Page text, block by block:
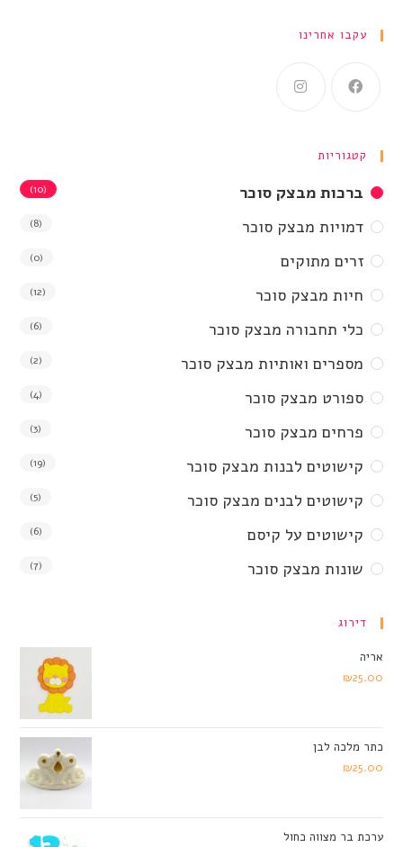
עקבו אחרינו
קטגוריות
ברכות מבצק סוכר (10)
דמויות מבצק סוכר (8)
זרים מתוקים (0)
חיות מבצק סוכר (12)
כלי תחבורה מבצק סוכר (6)
מספרים ואותיות מבצק סוכר (2)
ספורט מבצק סוכר (4)
פרחים מבצק סוכר (3)
קישוטים לבנות מבצק סוכר (19)
קישוטים לבנים מבצק סוכר (5)
קישוטים על קיסם (6)
שונות מבצק סוכר (7)
דירוג
אריה
₪25.00
כתר מלכה לבן
₪25.00
ערכת בר מצווה כחול